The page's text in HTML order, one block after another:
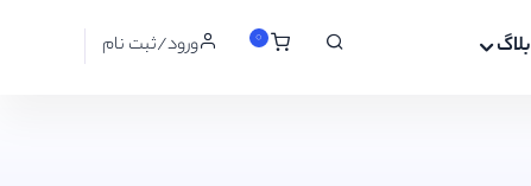
بلاگ 0 ورود/ثبت نام